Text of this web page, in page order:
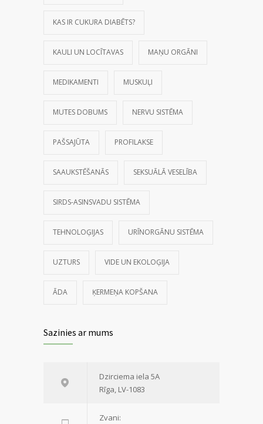
KAS IR CUKURA DIABĒTS?
KAULI UN LOCĪTAVAS MAŅU ORGĀNI
MEDIKAMENTI MUSKUĻI
MUTES DOBUMS NERVU SISTĒMA
PAŠSAJŪTA PROFILAKSE
SAAUKSTĒŠANĀS SEKSUĀLĀ VESELĪBA
SIRDS-ASINSVADU SISTĒMA
TEHNOLOĢIJAS URĪNORGĀNU SISTĒMA
UZTURS VIDE UN EKOLOĢIJA
ĀDA ĶERMEŅA KOPŠANA
Sazinies ar mums
Dzirciema iela 5A
Rīga, LV-1083
Zvani: